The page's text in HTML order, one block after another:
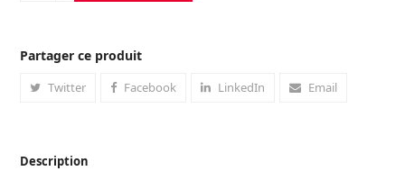
Imperial
Partager ce produit
Twitter Facebook LinkedIn Email
Description